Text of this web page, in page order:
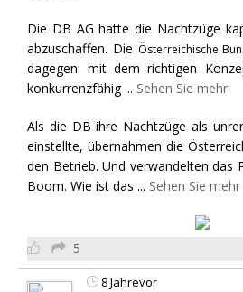
Die DB AG hatte die Nachtzüge
abzuschaffen. Die Österreichische
dagegen: mit dem richtigen
konkurrenzfähig ... Sehen Sie mehr
Als die DB ihre Nachtzüge als
einstellte, übernahmen die
den Betrieb. Und verwandelten das
Boom. Wie ist das ... Sehen Sie mehr
5
8 Jahrevor